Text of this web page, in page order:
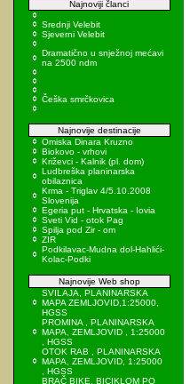
Najnoviji članci
Srednji Velebit
Sjeverni Velebit
Dramatično u snježnoj mećavi
na 2500 ndm
Češka smrčkovica
Najnovije destinacije
Omiska Dinara Kruzno
Biokovo - vrhovi
Križevci - Kalnik (pl. dom)
Ludbreška planinarska
obilaznica
Krma - Triglav 4/5.10.2008
Slovenija
Egeria put - Hrvatska - Iovia
Sveti Vid - otok Pag
Spilja pod Zir - om
ZIR
Podkilavac-Mudna dol-Hahlići-
Kolac-Podki
Najnovije Web shop
SVILAJA, PLANINARSKA
MAPA ZEMLJOVID,1:25000,
HGSS
PROMINA , PLANINARSKA
MAPA, ZEMLJOVID , 1:25000
, HGSS
OTOK RAB , PLANINARSKA
MAPA, ZEMLJOVID, 1:25000
, HGSS
BRAČ BIKE, BICIKLOM PO